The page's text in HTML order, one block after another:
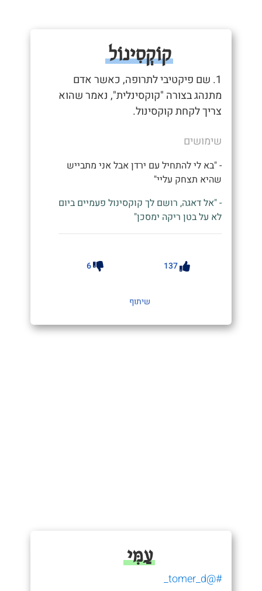
קוֹקְסִינוֹל
1. שם פיקטיבי לתרופה, כאשר אדם
מתנהג בצורה "קוקסינלית", נאמר שהוא
צריך לקחת קוקסינול.
שימושים
- "בא לי להתחיל עם ירדן אבל אני מתבייש
שהיא תצחק עליי"
- "אל דאגה, רושם לך קוקסינול פעמיים ביום
לא על בטן ריקה ימסכן"
137
6
שיתוף
עַמִּי
#@tomer_d_